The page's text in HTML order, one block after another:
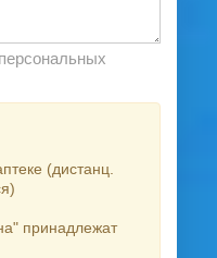
(дистанц.
принадлежат